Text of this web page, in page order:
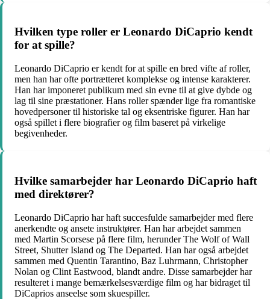
Hvilken type roller er Leonardo DiCaprio kendt
for at spille?
Leonardo DiCaprio er kendt for at spille en bred vifte af roller,
men han har ofte portrætteret komplekse og intense karakterer.
Han har imponeret publikum med sin evne til at give dybde og
lag til sine præstationer. Hans roller spænder lige fra romantiske
hovedpersoner til historiske tal og eksentriske figurer. Han har
også spillet i flere biografier og film baseret på virkelige
begivenheder.
Hvilke samarbejder har Leonardo DiCaprio haft
med direktører?
Leonardo DiCaprio har haft succesfulde samarbejder med flere
anerkendte og ansete instruktører. Han har arbejdet sammen
med Martin Scorsese på flere film, herunder The Wolf of Wall
Street, Shutter Island og The Departed. Han har også arbejdet
sammen med Quentin Tarantino, Baz Luhrmann, Christopher
Nolan og Clint Eastwood, blandt andre. Disse samarbejder har
resulteret i mange bemærkelsesværdige film og har bidraget til
DiCaprios anseelse som skuespiller.